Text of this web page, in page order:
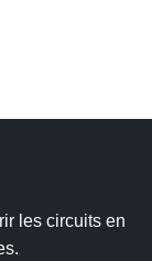
les circuits en